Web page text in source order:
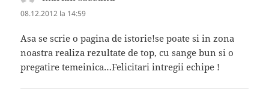
08.12.2012 la 14:59
Asa se scrie o pagina de istorie!se poate si in zona
noastra realiza rezultate de top, cu sange bun si o
pregatire temeinica…Felicitari intregii echipe !